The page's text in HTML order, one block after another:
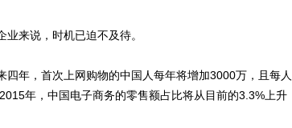
来说，时机已迫不及待。
年，首次上网购物的中国人每年将增加3000万，且每人
年，中国电子商务的零售额占比将从目前的3.3%上升